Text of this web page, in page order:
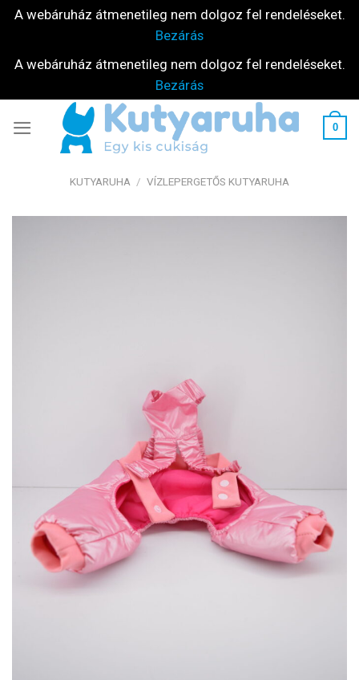
A webáruház átmenetileg nem dolgoz fel rendeléseket.
Bezárás
A webáruház átmenetileg nem dolgoz fel rendeléseket.
Bezárás
0
KUTYARUHA / VÍZLEPERGETŐS KUTYARUHA